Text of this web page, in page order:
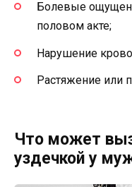
Болевые
половом акте;
Нарушение
Растяжение или
Что может
уздечкой у